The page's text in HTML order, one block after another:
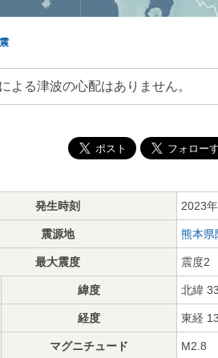
よる津波の心配はありません。
発生時刻 2023
震源地 熊本県
最大震度 震度2
緯度 北緯
経度 東経
マグニチュード M2.8